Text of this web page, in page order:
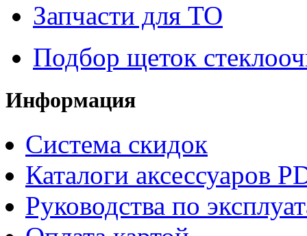
Запчасти для ТО
Подбор щеток
Информация
Система скидок
Каталоги аксессуаров
Руководства по